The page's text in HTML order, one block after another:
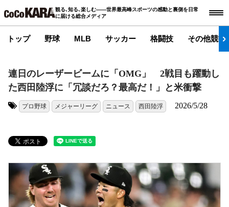
観る､知る､楽しむ――世界最高峰スポーツの感動と裏側を日常
に届ける総合メディア
トップ 野球 MLB サッカー 格闘技 その他競技
連日のレーザービームに「OMG」 2戦目も躍動し
た西田陸浮に「冗談だろ？最高だ！」と米衝撃
プロ野球 メジャーリーグ ニュース 西田陸浮 2026/5/28